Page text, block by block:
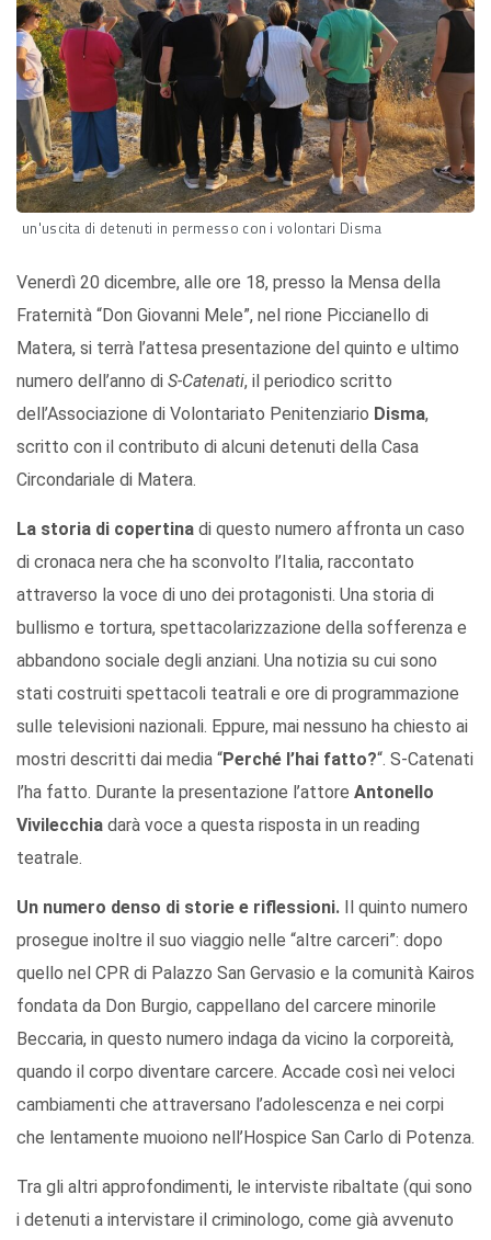
un'uscita di detenuti in permesso con i volontari Disma
Venerdì 20 dicembre, alle ore 18, presso la Mensa della
Fraternità “Don Giovanni Mele”, nel rione Piccianello di
Matera, si terrà l’attesa presentazione del quinto e ultimo
numero dell’anno di S-Catenati, il periodico scritto
dell’Associazione di Volontariato Penitenziario Disma,
scritto con il contributo di alcuni detenuti della Casa
Circondariale di Matera.
La storia di copertina di questo numero affronta un caso
di cronaca nera che ha sconvolto l’Italia, raccontato
attraverso la voce di uno dei protagonisti. Una storia di
bullismo e tortura, spettacolarizzazione della sofferenza e
abbandono sociale degli anziani. Una notizia su cui sono
stati costruiti spettacoli teatrali e ore di programmazione
sulle televisioni nazionali. Eppure, mai nessuno ha chiesto ai
mostri descritti dai media “Perché l’hai fatto?“. S-Catenati
l’ha fatto. Durante la presentazione l’attore Antonello
Vivilecchia darà voce a questa risposta in un reading
teatrale.
Un numero denso di storie e riflessioni. Il quinto numero
prosegue inoltre il suo viaggio nelle “altre carceri”: dopo
quello nel CPR di Palazzo San Gervasio e la comunità Kairos
fondata da Don Burgio, cappellano del carcere minorile
Beccaria, in questo numero indaga da vicino la corporeità,
quando il corpo diventare carcere. Accade così nei veloci
cambiamenti che attraversano l’adolescenza e nei corpi
che lentamente muoiono nell’Hospice San Carlo di Potenza.
Tra gli altri approfondimenti, le interviste ribaltate (qui sono
i detenuti a intervistare il criminologo, come già avvenuto